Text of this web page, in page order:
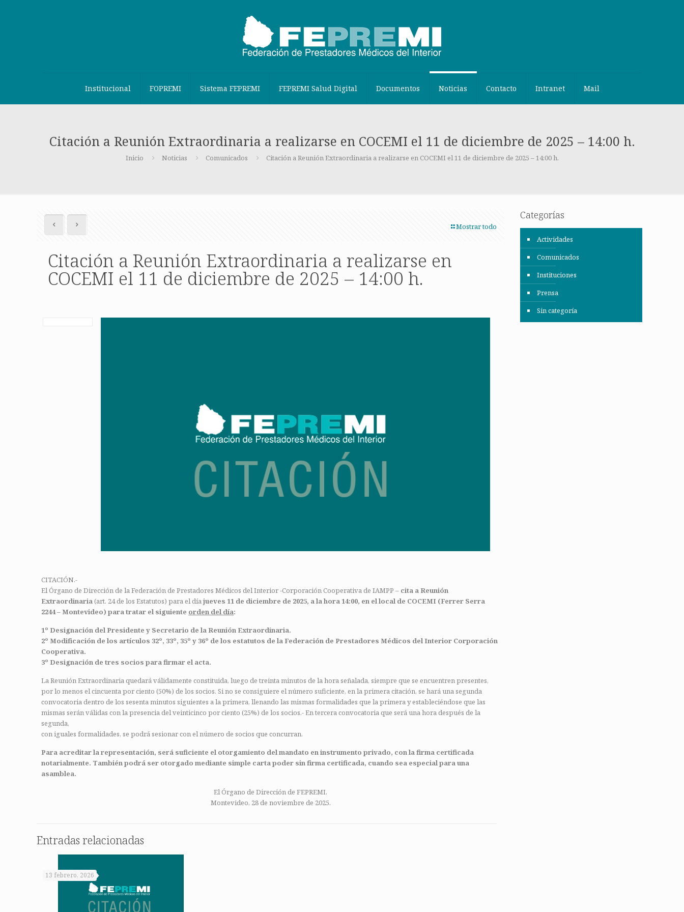
Institucional FOPREMI Sistema FEPREMI FEPREMI Salud Digital Documentos Noticias Contacto Intranet Mail
Citación a Reunión Extraordinaria a realizarse en COCEMI el 11 de diciembre de 2025 – 14:00 h.
Inicio Noticias Comunicados Citación a Reunión Extraordinaria a realizarse en COCEMI el 11 de diciembre de 2025 – 14:00 h.
Mostrar todo
Citación a Reunión Extraordinaria a realizarse en
COCEMI el 11 de diciembre de 2025 – 14:00 h.
CITACIÓN.-
El Órgano de Dirección de la Federación de Prestadores Médicos del Interior -Corporación Cooperativa de IAMPP – cita a Reunión
Extraordinaria(art. 24 de los Estatutos) para el díajueves 11 de diciembre de 2025, a la hora 14:00, en el local de COCEMI (Ferrer Serra
2244 – Montevideo) para tratar el siguiente orden del día:
1º Designación del Presidente y Secretario de la Reunión Extraordinaria.
2º Modificación de los artículos 32º, 33º, 35º y 36º de los estatutos de la Federación de Prestadores Médicos del Interior Corporación
Cooperativa.
3º Designación de tres socios para firmar el acta.
La Reunión Extraordinaria quedará válidamente constituida, luego de treinta minutos de la hora señalada, siempre que se encuentren presentes,
por lo menos el cincuenta por ciento (50%) de los socios. Si no se consiguiere el número suficiente, en la primera citación, se hará una segunda
convocatoria dentro de los sesenta minutos siguientes a la primera, llenando las mismas formalidades que la primera y estableciéndose que las
mismas serán válidas con la presencia del veinticinco por ciento (25%) de los socios.- En tercera convocatoria que será una hora después de la
segunda,
con iguales formalidades, se podrá sesionar con el número de socios que concurran.
Para acreditar la representación, será suficiente el otorgamiento del mandato eninstrumento privado, con la firma certificada
notarialmente. También podrá ser otorgado mediante simple carta poder sin firma certificada, cuando sea especialpara una
asamblea.
El Órgano de Dirección de FEPREMI.
Montevideo, 28 de noviembre de 2025.
Entradas relacionadas
13 febrero, 2026
Categorías
Actividades
Comunicados
Instituciones
Prensa
Sin categoría